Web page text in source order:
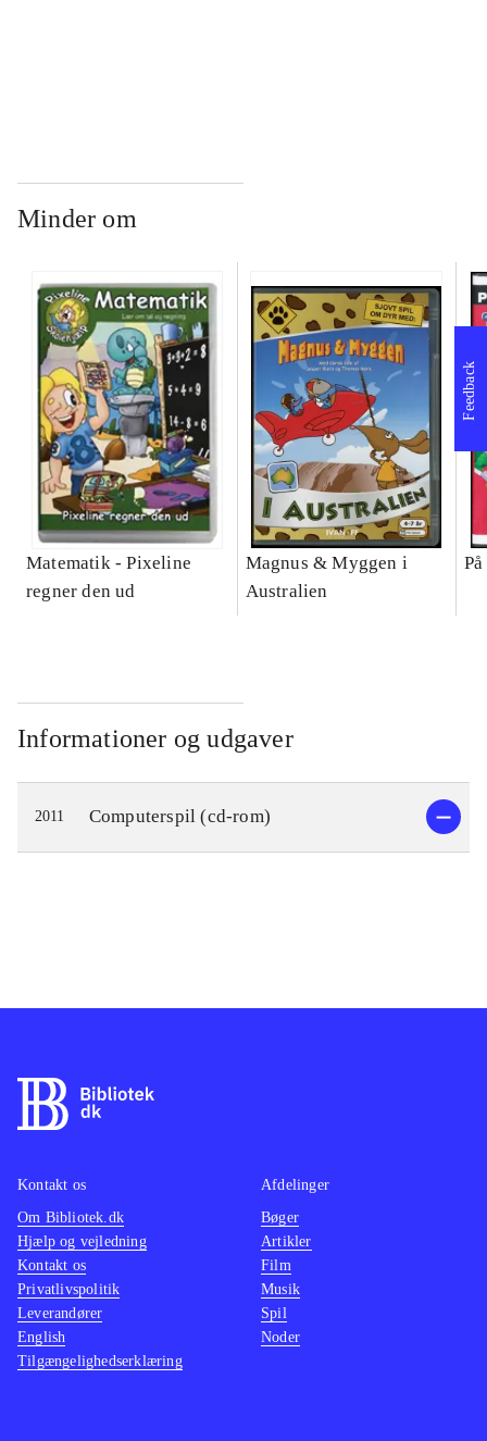
Minder om
Matematik - Pixeline
regner den ud
Magnus & Myggen i
Australien
Informationer og udgaver
2011 Computerspil (cd-rom)
Feedback
Kontakt os
Om Bibliotek.dk
Hjælp og vejledning
Kontakt os
Privatlivspolitik
Leverandører
English
Tilgængelighedserklæring
Afdelinger
Bøger
Artikler
Film
Musik
Spil
Noder